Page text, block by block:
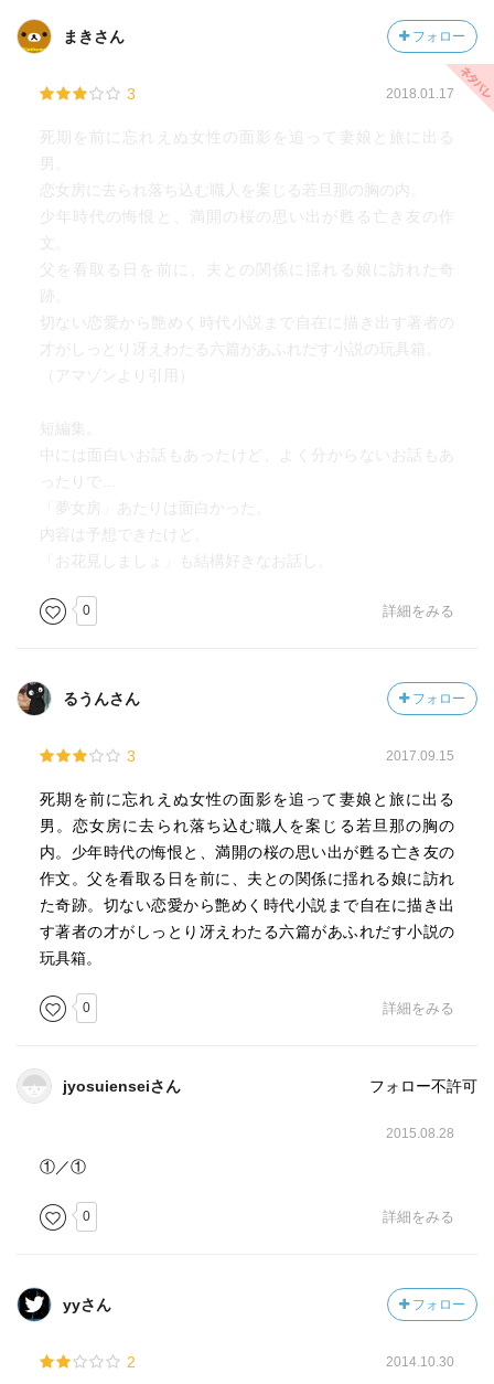
まきさん フォロー
3 2018.01.17
死期を前に忘れえぬ女性の面影を追って妻娘と旅に出る
恋女房に去られ落ち込む職人を案じる若旦那の胸の内。
少年時代の悔恨と、満開の桜の思い出が甦る亡き友の作
文。
父を看取る日を前に、夫との関係に揺れる娘に訪れた奇
跡。
切ない恋愛から艶めく時代小説まで自在に描き出す著者の
才がしっとり冴えわたる六篇があふれだす小説の玩具箱。
（アマゾンより引用）
短編集。
中には面白いお話もあったけど、よく分からないお話もあ
ったりで…
「夢女房」あたりは面白かった。
内容は予想できたけど。
「お花見しましょ」も結構好きなお話し。
0 詳細をみる
るうんさん フォロー
3 2017.09.15
死期を前に忘れえぬ女性の面影を追って妻娘と旅に出る
男。恋女房に去られ落ち込む職人を案じる若旦那の胸の
内。少年時代の悔恨と、満開の桜の思い出が甦る亡き友の
作文。父を看取る日を前に、夫との関係に揺れる娘に訪れ
た奇跡。切ない恋愛から艶めく時代小説まで自在に描き出
す著者の才がしっとり冴えわたる六篇があふれだす小説の
玩具箱。
0 詳細をみる
jyosuienseiさん フォロー不許可
2015.08.28
①／①
0 詳細をみる
yyさん フォロー
2 2014.10.30